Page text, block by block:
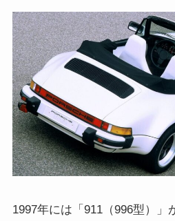
1997年には「911（996型）」